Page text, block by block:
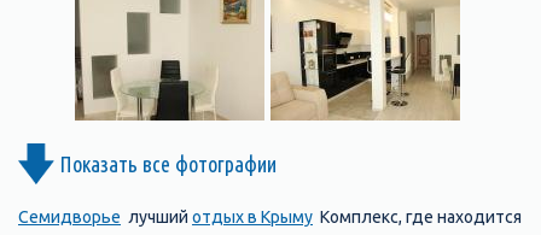
Показать все фотографии
Семидворье лучший отдых в Крыму Комплекс, где находится